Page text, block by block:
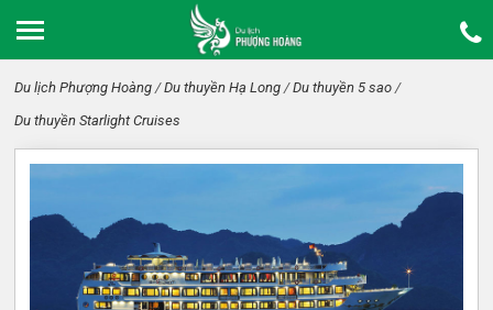
Du lịch Phượng Hoàng / Du thuyền Hạ Long / Du thuyền 5 sao /
Du thuyền Starlight Cruises